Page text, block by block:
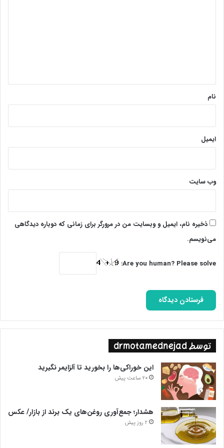
نام
ایمیل
وب‌ سایت
ذخیره نام، ایمیل و وبسایت من در مرورگر برای زمانی که دوباره دیدگاهی
می‌نویسم.
Are you human? Please solve:
توسط drmotamednejad
این خوراکی‌ها را بخورید تا آلزایمر نگیرید
20 ساعت پیش
هشدار؛ جمع‌آوری روغن‌های یک برند از بازار/ عکس
2 روز پیش